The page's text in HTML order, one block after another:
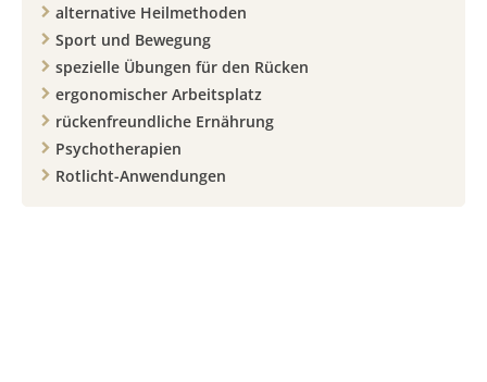
alternative Heilmethoden
Sport und Bewegung
spezielle Übungen für den Rücken
ergonomischer Arbeitsplatz
rückenfreundliche Ernährung
Psychotherapien
Rotlicht-Anwendungen